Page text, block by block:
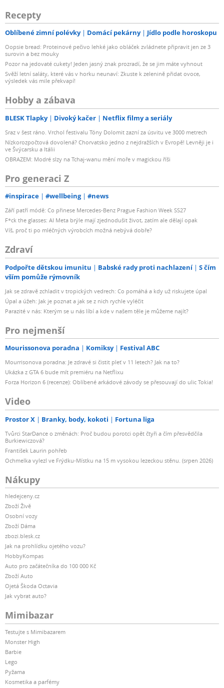
Recepty
Oblíbené zimní polévky Domácí pekárny Jídlo podle horoskopu
Oopsie bread: Proteinové pečivo lehké jako obláček zvládnete připravit jen ze 3
surovin a bez mouky
Pozor na jedovaté cukety! Jeden jasný znak prozradí, že se jim máte vyhnout
Svěží letní saláty, které vás v horku neunaví: Zkuste k zelenině přidat ovoce,
výsledek vás mile překvapí!
Hobby a zábava
BLESK Tlapky Divoký kačer Netflix filmy a seriály
Sraz v šest ráno. Vrchol festivalu Tóny Dolomit zazní za úsvitu ve 3000 metrech
Nízkorozpočtová dovolená? Chorvatsko jedno z nejdražších v Evropě! Levněji je i
ve Švýcarsku a Itálii
OBRAZEM: Modré slzy na Tchaj-wanu mění moře v magickou říši
Pro generaci Z
#inspirace #wellbeing #news
Září patří módě: Co přinese Mercedes-Benz Prague Fashion Week SS27
F*ck the glasses: AI Meta brýle mají zjednodušit život, zatím ale dělají opak
Víš, proč ti po mléčných výrobcích možná nebývá dobře?
Zdraví
Podpořte dětskou imunitu Babské rady proti nachlazení
S čím
vším pomůže rýmovník
Jak se zdravě zchladit v tropických vedrech: Co pomáhá a kdy už riskujete úpal
Úpal a úžeh: Jak je poznat a jak se z nich rychle vyléčit
Parazité v nás: Kterým se u nás líbí a kde v našem těle je můžeme najít?
Pro nejmenší
Mourissonova poradna Komiksy Festival ABC
Mourrisonova poradna: Je zdravé si čistit pleť v 11 letech? Jak na to?
Ukázka z GTA 6 bude mít premiéru na Netflixu
Forza Horizon 6 (recenze): Oblíbené arkádové závody se přesouvají do ulic Tokia!
Video
Prostor X Branky, body, kokoti Fortuna liga
Tvůrci StarDance o změnách: Proč budou porotci opět čtyři a čím přesvědčila
Burkiewiczová?
František Laurin pohřeb
Ochmelka vylezl ve Frýdku-Místku na 15 m vysokou lezeckou stěnu. (srpen 2026)
Nákupy
hledejceny.cz
Zboží Živě
Osobní vozy
Zboží Dáma
zbozi.blesk.cz
Jak na prohlídku ojetého vozu?
HobbyKompas
Auto pro začátečníka do 100 000 Kč
Zboží Auto
Ojetá Škoda Octavia
Jak vybrat auto?
Mimibazar
Testujte s Mimibazarem
Monster High
Barbie
Lego
Pyžama
Kosmetika a parfémy